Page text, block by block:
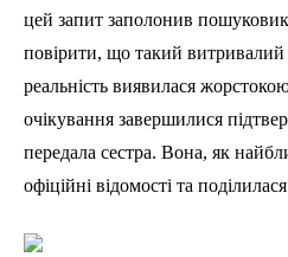
цей запит заполонив
повірити, що такий витривалий
реальність виявилася
очікування завершилися
передала сестра. Вона, як
офіційні відомості та